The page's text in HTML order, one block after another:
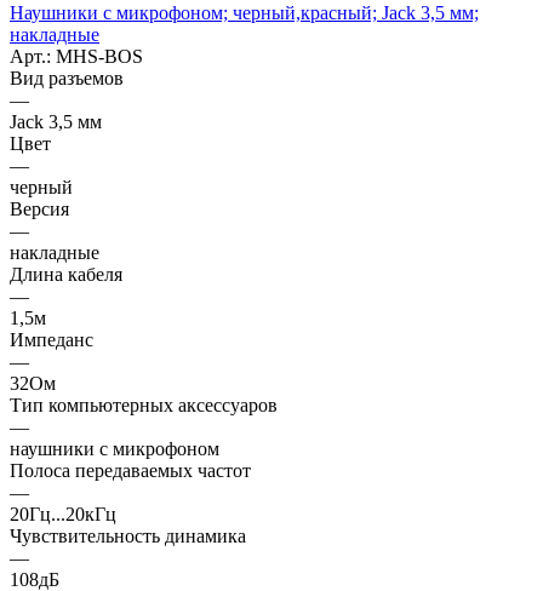
Наушники с микрофоном; черный,красный; Jack 3,5 мм;
накладные
Арт.: MHS-BOS
Вид разъемов
—
Jack 3,5 мм
Цвет
—
черный
Версия
—
накладные
Длина кабеля
—
1,5м
Импеданс
—
32Ом
Тип компьютерных аксессуаров
—
наушники с микрофоном
Полоса передаваемых частот
—
20Гц...20кГц
Чувствительность динамика
—
108дБ